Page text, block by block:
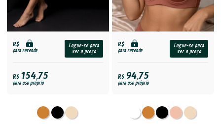
R$
para revenda
Logue-se para
ver o preço
R$154,75
para uso próprio
R$
para revenda
Logue-se para
ver o preço
R$94,75
para uso próprio